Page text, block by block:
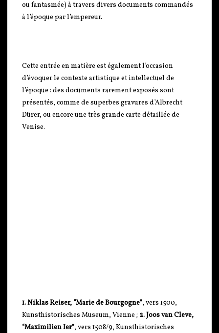
ou fantasmée) à travers divers documents commandés
à l’époque par l’empereur.
Cette entrée en matière est également l’occasion
d’évoquer le contexte artistique et intellectuel de
l’époque : des documents rarement exposés sont
présentés, comme de superbes gravures d’Albrecht
Dürer, ou encore une très grande carte détaillée de
Venise.
1. Niklas Reiser, “Marie de Bourgogne”, vers 1500,
Kunsthistorisches Museum, Vienne ; 2. Joos van Cleve,
“Maximilien Ier”, vers 1508/9, Kunsthistorisches